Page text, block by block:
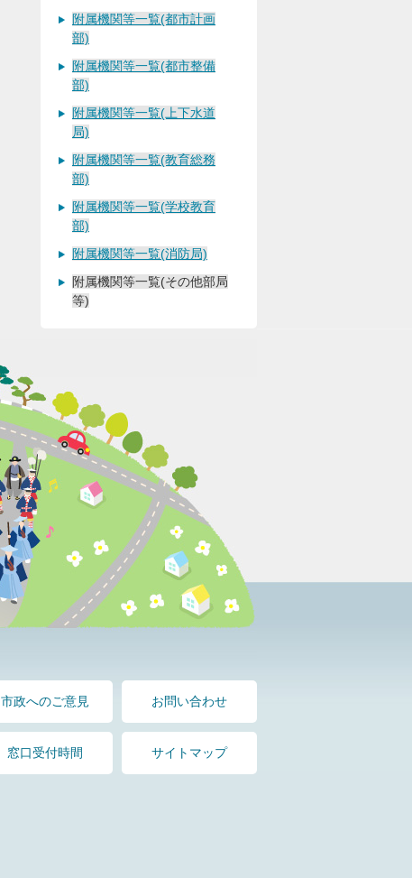
附属機関等一覧(都市計画
部)
附属機関等一覧(都市整備
部)
附属機関等一覧(上下水道
局)
附属機関等一覧(教育総務
部)
附属機関等一覧(学校教育
部)
附属機関等一覧(消防局)
附属機関等一覧(その他部局
等)
市政へのご意見 お問い合わせ
窓口受付時間 サイトマップ